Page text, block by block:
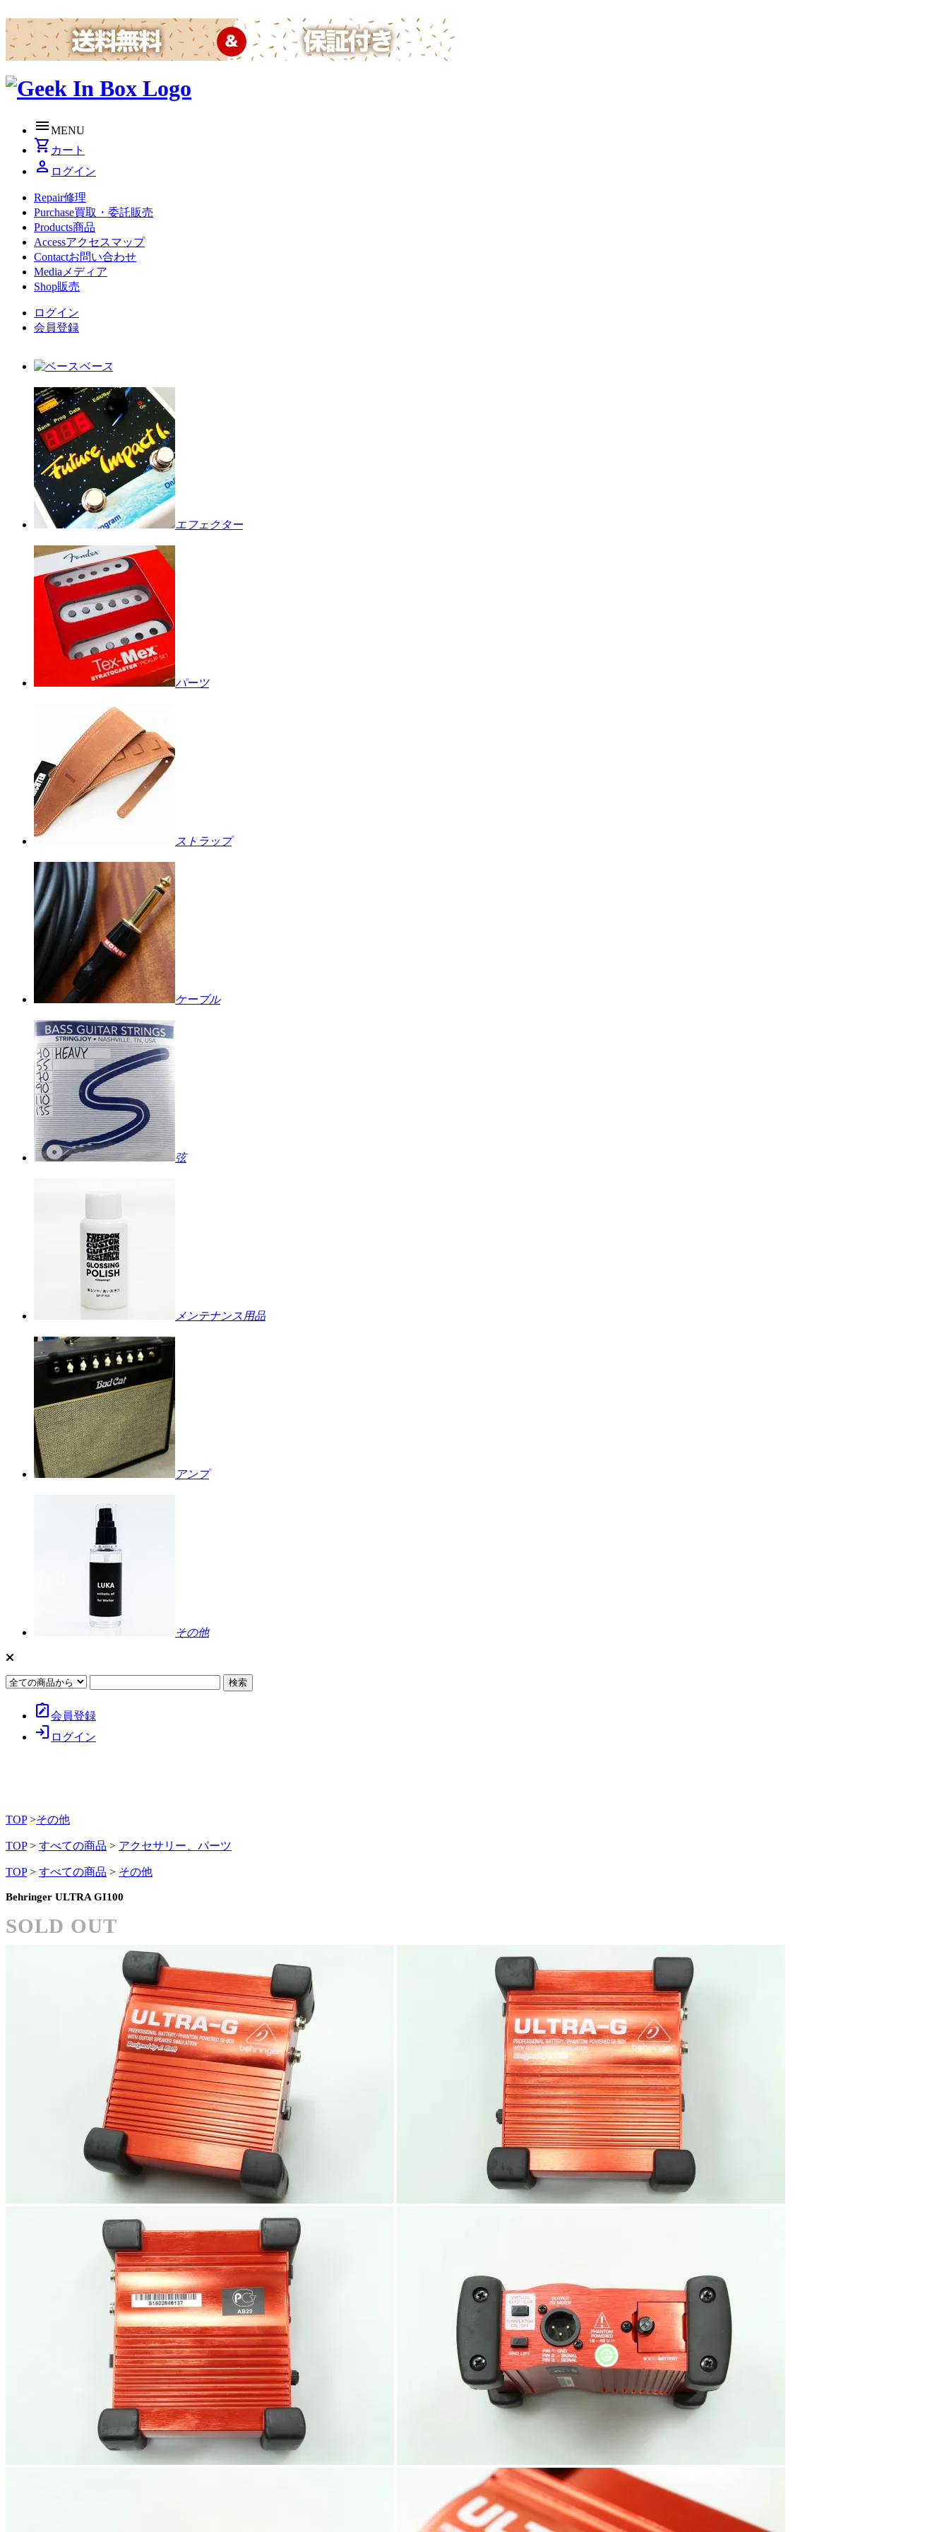
menuMENU
shopping_cart カート
person ログイン
Repair修理
Purchase買取・委託販売
Products商品
Accessアクセスマップ
Contactお問い合わせ
Media メディア
Shop販売
ログイン
会員登録
ベース
エフェクター
パーツ
ストラップ
ケーブル
弦
メンテナンス用品
アンプ
その他
note_alt会員登録
login ログイン
TOP >その他
TOP > すべての商品 > アクセサリー、パーツ
TOP > すべての商品 > その他
Behringer ULTRA GI100
SOLD OUT